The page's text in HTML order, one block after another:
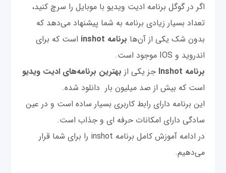
اگر در گوگل برنامه ادیت ویدیو با موبایل را سرچ کنید،
تعداد بسیار زیادی برنامه به شما پیشنهاد می‌دهد که
بدون شک یکی از آن‌ها برنامه inshot
است که برای
اندروید و IOS موجود است.
برنامه Inshot
جز یکی از بهترین برنامه‌های ادیت ویدیو
است که بیش از صد میلیون بار دانلود شده.
این برنامه دارای رابط کاربری بسیار ساده است و در عین
سادگی دارای امکانات حرفه ای و جذاب است.
در ادامه آموزش کامل برنامه inshot را برای شما قرار
می‌دهیم.